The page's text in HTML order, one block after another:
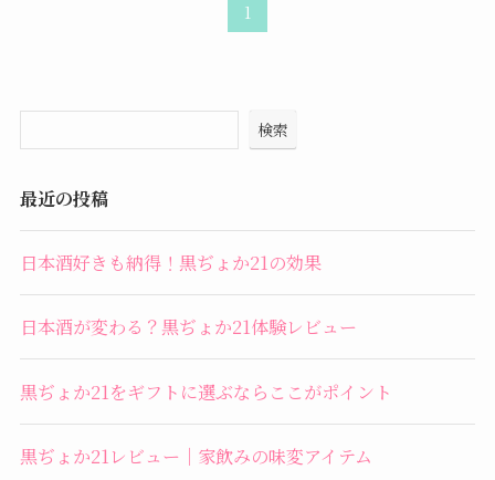
1
検索
最近の投稿
日本酒好きも納得！黒ぢょか21の効果
日本酒が変わる？黒ぢょか21体験レビュー
黒ぢょか21をギフトに選ぶならここがポイント
黒ぢょか21レビュー｜家飲みの味変アイテム